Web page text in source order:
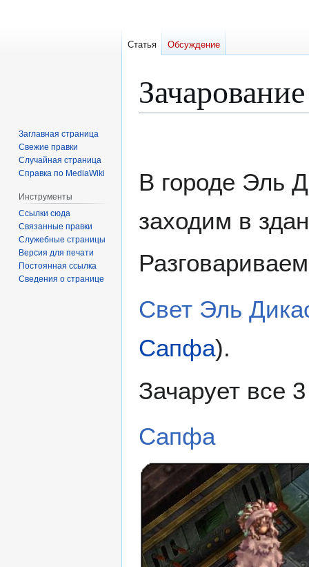
В городе Эль
заходим в
Свет Эль
Сапфа).
Зачарует все
Сапфа
Статья Обсуждение
Заглавная страница
Свежие правки
Случайная страница
Справка по MediaWiki
Инструменты
Ссылки сюда
Связанные правки
Служебные страницы
Версия для печати
Постоянная ссылка
Сведения о странице